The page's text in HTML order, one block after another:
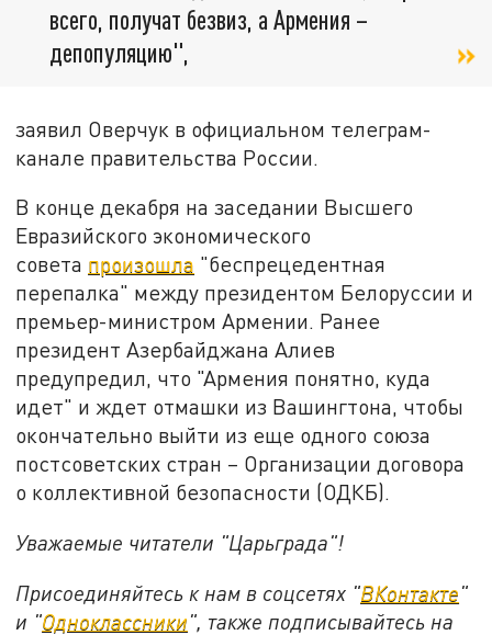
всего, получат безвиз, а Армения –
депопуляцию",
заявил Оверчук в официальном телеграм-
канале правительства России.
В конце декабря на заседании Высшего
Евразийского экономического
совета произошла "беспрецедентная
перепалка" между президентом Белоруссии и
премьер-министром Армении. Ранее
президент Азербайджана Алиев
предупредил, что "Армения понятно, куда
идет" и ждет отмашки из Вашингтона, чтобы
окончательно выйти из еще одного союза
постсоветских стран – Организации договора
о коллективной безопасности (ОДКБ).
Уважаемые читатели "Царьграда"!
Присоединяйтесь к нам в соцсетях "ВКонтакте"
и "Одноклассники", также подписывайтесь на